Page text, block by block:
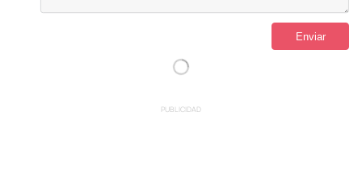
PUBLICIDAD